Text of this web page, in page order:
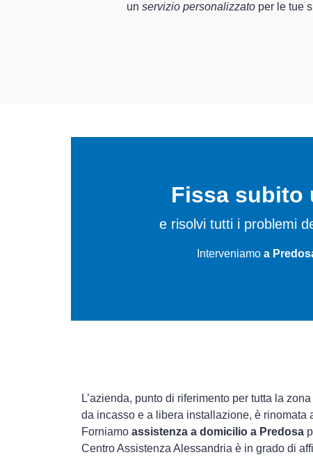
elettrodomestici da
Fissa subito
e risolvi tutti i problemi
Interveniamo a
L’azienda, punto di riferimento per tutta la
da incasso e a libera installazione, è rinomata
Forniamo assistenza a domicilio a Predosa
Centro Assistenza Alessandria è in grado di